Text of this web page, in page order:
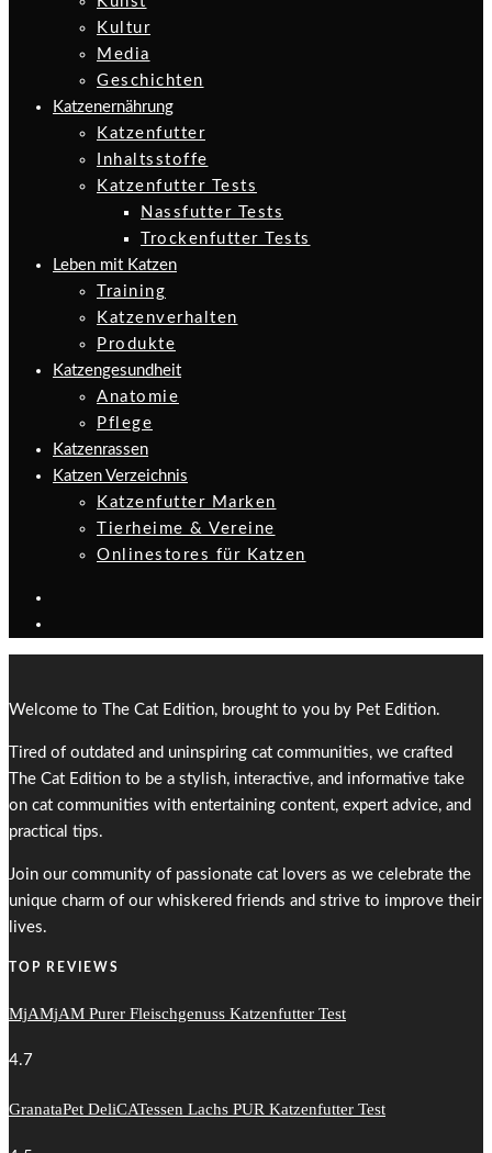
Kultur
Media
Geschichten
Katzenernährung
Katzenfutter
Inhaltsstoffe
Katzenfutter Tests
Nassfutter Tests
Trockenfutter Tests
Leben mit Katzen
Training
Katzenverhalten
Produkte
Katzengesundheit
Anatomie
Pflege
Katzenrassen
Katzen Verzeichnis
Katzenfutter Marken
Tierheime & Vereine
Onlinestores für Katzen
Welcome to The Cat Edition, brought to you by Pet Edition.
Tired of outdated and uninspiring cat communities, we crafted
The Cat Edition to be a stylish, interactive, and informative take
on cat communities with entertaining content, expert advice, and
practical tips.
Join our community of passionate cat lovers as we celebrate the
unique charm of our whiskered friends and strive to improve their
lives.
TOP REVIEWS
MjAMjAM Purer Fleischgenuss Katzenfutter Test
4.7
GranataPet DeliCATessen Lachs PUR Katzenfutter Test